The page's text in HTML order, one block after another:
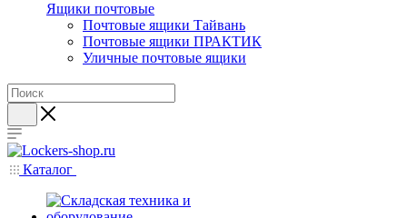
Ящики почтовые
Почтовые ящики Тайвань
Почтовые ящики ПРАКТИК
Уличные почтовые ящики
Каталог